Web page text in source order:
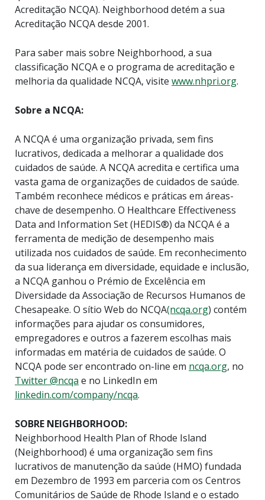
Acreditação NCQA). Neighborhood detém a sua
Acreditação NCQA desde 2001.
Para saber mais sobre Neighborhood, a sua
classificação NCQA e o programa de acreditação e
melhoria da qualidade NCQA, visite www.nhpri.org.
Sobre a NCQA:
A NCQA é uma organização privada, sem fins
lucrativos, dedicada a melhorar a qualidade dos
cuidados de saúde. A NCQA acredita e certifica uma
vasta gama de organizações de cuidados de saúde.
Também reconhece médicos e práticas em áreas-
chave de desempenho. O Healthcare Effectiveness
Data and Information Set (HEDIS®) da NCQA é a
ferramenta de medição de desempenho mais
utilizada nos cuidados de saúde. Em reconhecimento
da sua liderança em diversidade, equidade e inclusão,
a NCQA ganhou o Prémio de Excelência em
Diversidade da Associação de Recursos Humanos de
Chesapeake. O sítio Web do NCQA(ncqa.org) contém
informações para ajudar os consumidores,
empregadores e outros a fazerem escolhas mais
informadas em matéria de cuidados de saúde. O
NCQA pode ser encontrado on-line em ncqa.org, no
Twitter @ncqa e no LinkedIn em
linkedin.com/company/ncqa.
SOBRE NEIGHBORHOOD:
Neighborhood Health Plan of Rhode Island
(Neighborhood) é uma organização sem fins
lucrativos de manutenção da saúde (HMO) fundada
em Dezembro de 1993 em parceria com os Centros
Comunitários de Saúde de Rhode Island e o estado